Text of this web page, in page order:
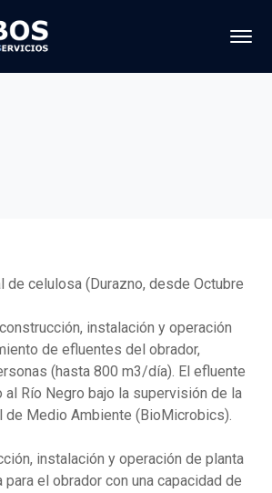
de celulosa (Durazno, desde Octubre
instalación y operación
de efluentes del obrador,
(hasta 800 m3/día). El efluente
Río Negro bajo la supervisión de la
de Medio Ambiente (BioMicrobics).
instalación y operación de planta
el obrador con una capacidad de